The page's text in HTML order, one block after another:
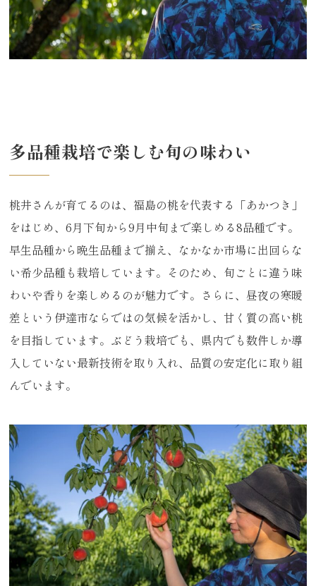
多品種栽培で楽しむ旬の味わい
桃井さんが育てるのは、福島の桃を代表する「あかつき」
をはじめ、6月下旬から9月中旬まで楽しめる8品種です。
早生品種から晩生品種まで揃え、なかなか市場に出回らな
い希少品種も栽培しています。そのため、旬ごとに違う味
わいや香りを楽しめるのが魅力です。さらに、昼夜の寒暖
差という伊達市ならではの気候を活かし、甘く質の高い桃
を目指しています。ぶどう栽培でも、県内でも数件しか導
入していない最新技術を取り入れ、品質の安定化に取り組
んでいます。